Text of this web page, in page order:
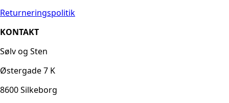
Returneringspolitik
KONTAKT
Sølv og Sten
Østergade 7 K
8600 Silkeborg